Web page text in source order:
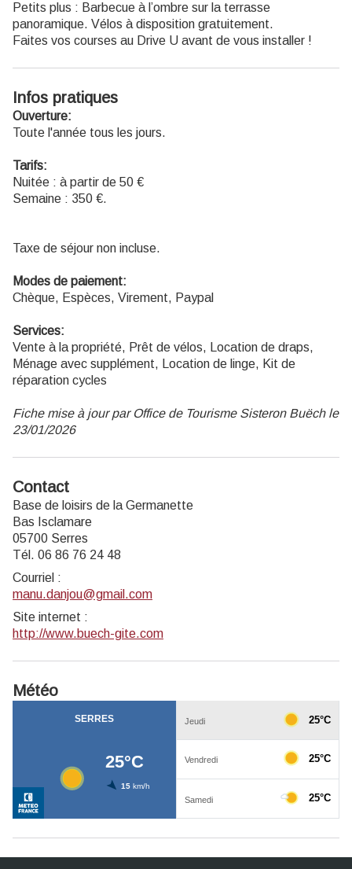
Petits plus : Barbecue à l’ombre sur la terrasse
panoramique. Vélos à disposition gratuitement.
Faites vos courses au Drive U avant de vous installer !
Infos pratiques
Ouverture:
Toute l'année tous les jours.
Tarifs:
Nuitée : à partir de 50 €
Semaine : 350 €.
Taxe de séjour non incluse.
Modes de paiement:
Chèque, Espèces, Virement, Paypal
Services:
Vente à la propriété, Prêt de vélos, Location de draps,
Ménage avec supplément, Location de linge, Kit de
réparation cycles
Fiche mise à jour par Office de Tourisme Sisteron Buëch le
23/01/2026
Contact
Base de loisirs de la Germanette
Bas Isclamare
05700 Serres
Tél. 06 86 76 24 48
Courriel :
manu.danjou@gmail.com
Site internet :
http://www.buech-gite.com
Météo